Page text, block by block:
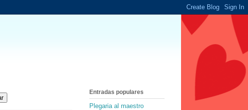
Entradas populares
Plegaria al maestro